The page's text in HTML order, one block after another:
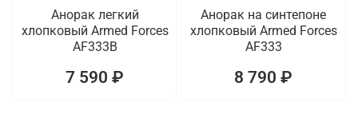
Анорак легкий
хлопковый Armed Forces
AF333B
7 590 ₽
Анорак на синтепоне
хлопковый Armed Forces
AF333
8 790 ₽